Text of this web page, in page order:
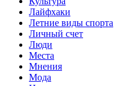
Лайфхаки
Летние виды спорта
Личный счет
Люди
Места
Мнения
Мода